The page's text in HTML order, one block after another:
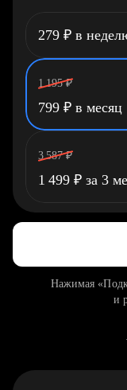
279 ₽ в
1 195 ₽
799 ₽ в месяц
3 587 ₽
1 499 ₽ за 3
Нажимая
и